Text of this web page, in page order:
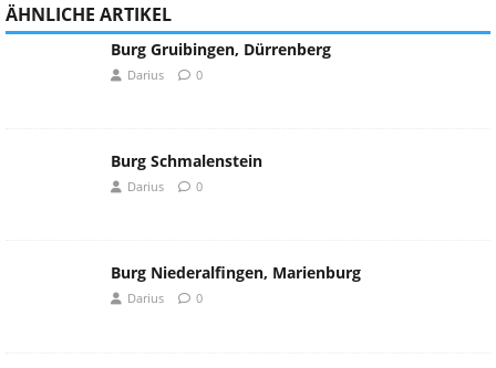
ÄHNLICHE ARTIKEL
Burg Gruibingen, Dürrenberg
Darius 0
Burg Schmalenstein
Darius 0
Burg Niederalfingen, Marienburg
Darius 0